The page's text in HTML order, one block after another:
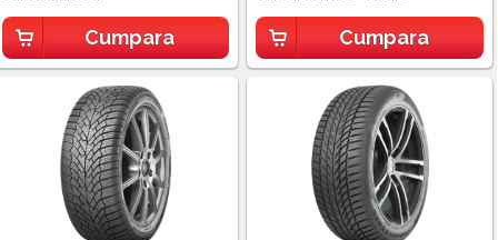
Cumpara Cumpara